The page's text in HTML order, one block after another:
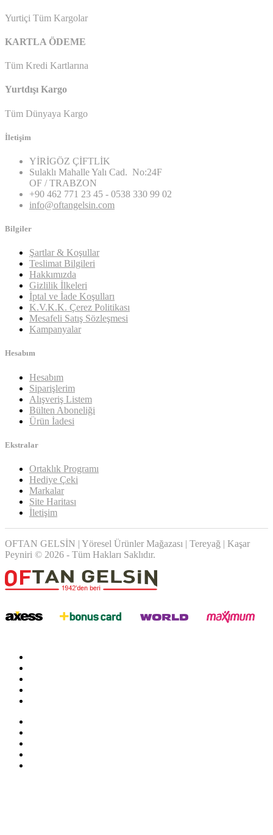
Yurtiçi Tüm Kargolar
KARTLA ÖDEME
Tüm Kredi Kartlarına
Yurtdışı Kargo
Tüm Dünyaya Kargo
İletişim
YİRİGÖZ ÇİFTLİK
Sulaklı Mahalle Yalı Cad. No:24F
OF / TRABZON
+90 462 771 23 45 - 0538 330 99 02
info@oftangelsin.com
Bilgiler
Şartlar & Koşullar
Teslimat Bilgileri
Hakkımızda
Gizlilik İlkeleri
İptal ve İade Koşulları
K.V.K.K. Çerez Politikası
Mesafeli Satış Sözleşmesi
Kampanyalar
Hesabım
Hesabım
Siparişlerim
Alışveriş Listem
Bülten Aboneliği
Ürün İadesi
Ekstralar
Ortaklık Programı
Hediye Çeki
Markalar
Site Haritası
İletişim
OFTAN GELSİN | Yöresel Ürünler Mağazası | Tereyağ | Kaşar
Peyniri © 2026 - Tüm Hakları Saklıdır.